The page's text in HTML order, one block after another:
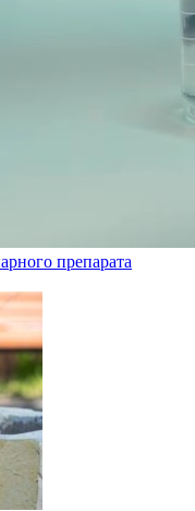
препарата